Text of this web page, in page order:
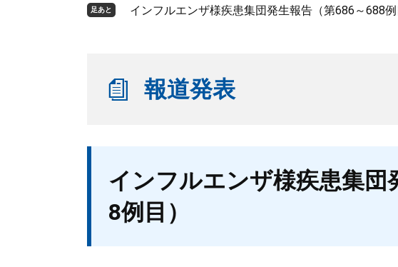
ス
足あと インフルエンザ様疾患集団発生報告（第686～688例
報道発表
インフルエンザ様疾患集団
8例目）